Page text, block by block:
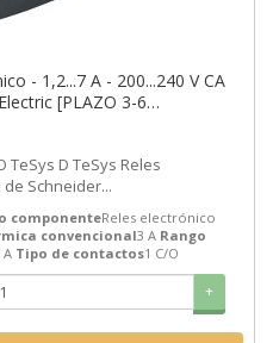
- 1,2...7 A - 200...240 V CA
[PLAZO 3-6
TeSys D TeSys Reles
Schneider...
componenteReles electrónico
convencional3 A Rango
A Tipo de contactos1 C/O
+